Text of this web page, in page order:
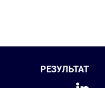
РЕЗУЛЬТАТ